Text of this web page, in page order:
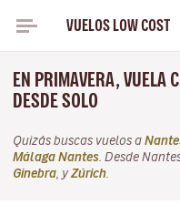
VUELOS LOW COST
EN PRIMAVERA, VUELA
DESDE SOLO
Quizás buscas vuelos a
Málaga Nantes . Desde
Ginebra , y Zúrich